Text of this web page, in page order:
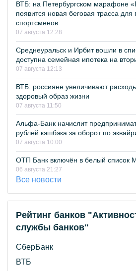
ВТБ: на Петербургском марафоне
появится новая беговая трасса
спортсменов
07 августа 12:28
Среднеуральск и Ирбит вошли в
доступна семейная ипотека на
07 августа 12:13
ВТБ: россияне увеличивают
здоровый образ жизни
07 августа 11:50
Альфа-Банк начислит
рублей кэшбэка за оборот по
07 августа 10:00
ОТП Банк включён в белый список
06 августа 21:27
Все новости
Рейтинг банков
службы банков"
СберБанк
ВТБ